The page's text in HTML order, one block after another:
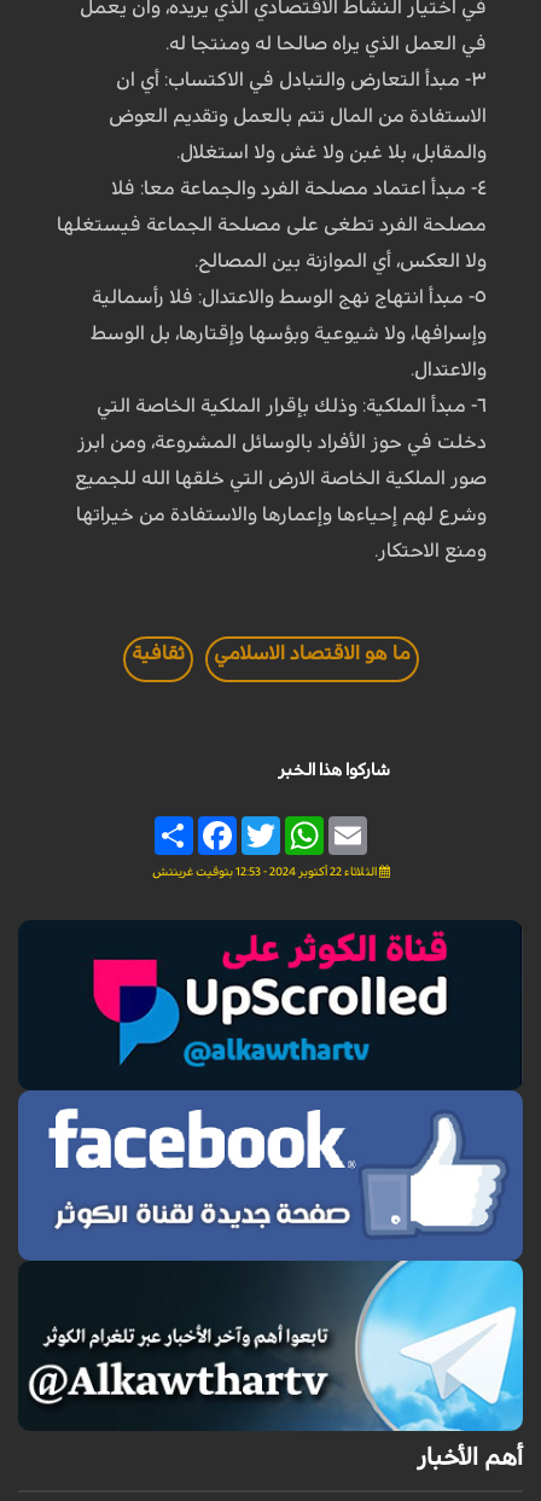
في اختيار النشاط الاقتصادي الذي يريده، وان يعمل
في العمل الذي يراه صالحا له ومنتجا له.
٣- مبدأ التعارض والتبادل في الاكتساب: أي ان
الاستفادة من المال تتم بالعمل وتقديم العوض
والمقابل، بلا غبن ولا غش ولا استغلال.
٤- مبدأ اعتماد مصلحة الفرد والجماعة معا: فلا
مصلحة الفرد تطغى على مصلحة الجماعة فيستغلها
ولا العكس، أي الموازنة بين المصالح.
٥- مبدأ انتهاج نهج الوسط والاعتدال: فلا رأسمالية
وإسرافها، ولا شيوعية وبؤسها وإقتارها، بل الوسط
والاعتدال.
٦- مبدأ الملكية: وذلك بإقرار الملكية الخاصة التي
دخلت في حوز الأفراد بالوسائل المشروعة، ومن ابرز
صور الملكية الخاصة الارض التي خلقها الله للجميع
وشرع لهم إحياءها وإعمارها والاستفادة من خيراتها
ومنع الاحتكار.
ما هو الاقتصاد الاسلامي ثقافية
شاركوا هذا الخبر
Share
FacebookTwitter
WhatsAppEmail
الثلاثاء 22 أكتوبر 2024 - 12:53 بتوقيت غرينتش
أهم الأخبار